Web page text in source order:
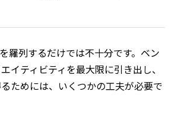
羅列するだけでは不十分です。ベン
イティビティを最大限に引き出し、
ためには、いくつかの工夫が必要で